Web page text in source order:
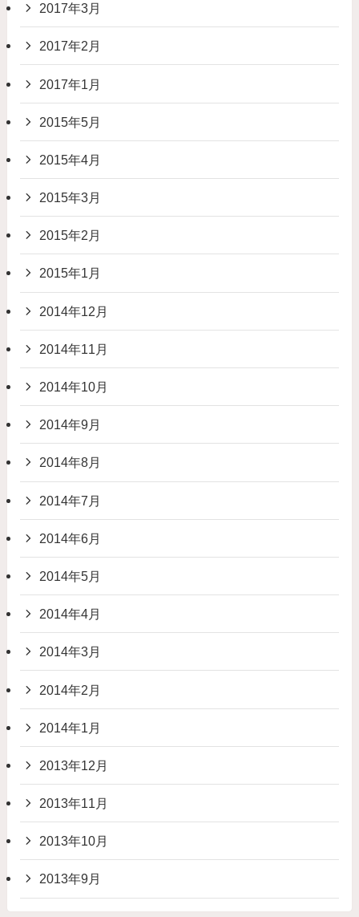
2017年3月
2017年2月
2017年1月
2015年5月
2015年4月
2015年3月
2015年2月
2015年1月
2014年12月
2014年11月
2014年10月
2014年9月
2014年8月
2014年7月
2014年6月
2014年5月
2014年4月
2014年3月
2014年2月
2014年1月
2013年12月
2013年11月
2013年10月
2013年9月